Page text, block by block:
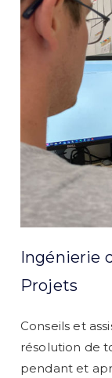
Ingénierie
Projets
Conseils et
résolution de
pendant et